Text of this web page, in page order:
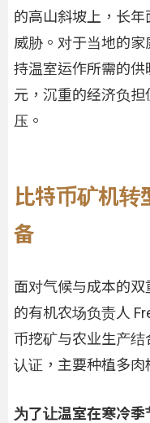
的高山斜坡上，长
威胁。对于当地的
持温室运作所需的
元，沉重的经济负
压。
比特币矿机转
备
面对气候与成本的
的有机农场负责人
币挖矿与农业生产
认证，主要种植多肉
为了让温室在寒冷季